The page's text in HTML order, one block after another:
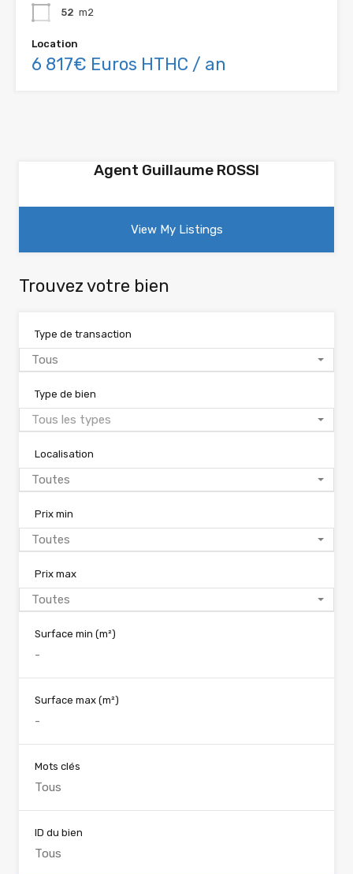
52 m2
Location
6 817€ Euros HTHC / an
Agent Guillaume ROSSI
View My Listings
Trouvez votre bien
Type de transaction
Tous
Type de bien
Tous les types
Localisation
Toutes
Prix min
Toutes
Prix max
Toutes
Surface min (m²)
Surface max (m²)
Mots clés
ID du bien